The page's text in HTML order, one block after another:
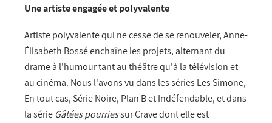
Une artiste engagée et polyvalente
Artiste polyvalente qui ne cesse de se renouveler, Anne-
Élisabeth Bossé enchaîne les projets, alternant du
drame à l'humour tant au théâtre qu'à la télévision et
au cinéma. Nous l'avons vu dans les séries Les Simone,
En tout cas, Série Noire, Plan B et Indéfendable, et dans
la série Gâtées pourriessur Crave dont elle est